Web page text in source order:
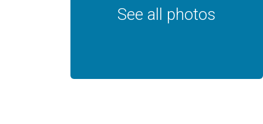
See all photos